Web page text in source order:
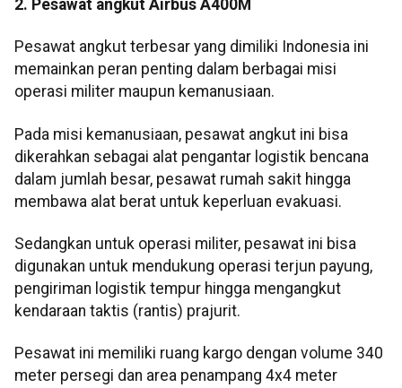
2. Pesawat angkut Airbus A400M
Pesawat angkut terbesar yang dimiliki Indonesia ini
memainkan peran penting dalam berbagai misi
operasi militer maupun kemanusiaan.
Pada misi kemanusiaan, pesawat angkut ini bisa
dikerahkan sebagai alat pengantar logistik bencana
dalam jumlah besar, pesawat rumah sakit hingga
membawa alat berat untuk keperluan evakuasi.
Sedangkan untuk operasi militer, pesawat ini bisa
digunakan untuk mendukung operasi terjun payung,
pengiriman logistik tempur hingga mengangkut
kendaraan taktis (rantis) prajurit.
Pesawat ini memiliki ruang kargo dengan volume 340
meter persegi dan area penampang 4x4 meter